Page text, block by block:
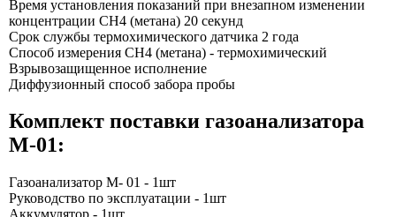
Время установления показаний при внезапном изменении
концентрации СН4 (метана) 20 секунд
Срок службы термохимического датчика 2 года
Способ измерения СН4 (метана) - термохимический
Взрывозащищенное исполнение
Диффузионный способ забора пробы
Комплект поставки газоанализатора
М-01:
Газоанализатор М- 01 - 1шт
Руководство по эксплуатации - 1шт